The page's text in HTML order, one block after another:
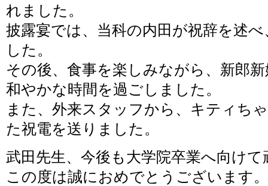
れました。
披露宴では、当科の内田が祝辞を述
した。
その後、食事を楽しみながら、新郎
和やかな時間を過ごしました。
また、外来スタッフから、キティち
た祝電を送りました。
武田先生、今後も大学院卒業へ向け
この度は誠におめでとうございます。